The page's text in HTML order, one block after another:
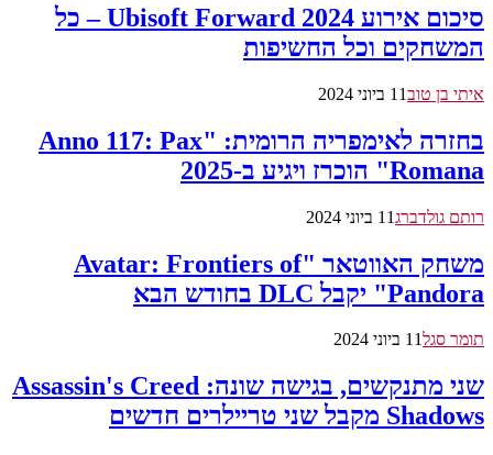
סיכום אירוע Ubisoft Forward 2024 – כל
המשחקים וכל החשיפות
איתי בן טוב11 ביוני 2024
בחזרה לאימפריה הרומית: "Anno 117: Pax
Romana" הוכרז ויגיע ב-2025
רותם גולדברג11 ביוני 2024
משחק האווטאר "Avatar: Frontiers of
Pandora" יקבל DLC בחודש הבא
תומר סגל11 ביוני 2024
שני מתנקשים, בגישה שונה: Assassin's Creed
Shadows מקבל שני טריילרים חדשים